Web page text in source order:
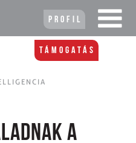
Profil
Támogatás
a